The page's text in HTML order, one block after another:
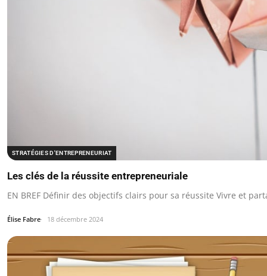
STRATÉGIES D'ENTREPRENEURIAT
Les clés de la réussite entrepreneuriale
EN BREF Définir des objectifs clairs pour sa réussite Vivre et
Élise Fabre 18 décembre 2024